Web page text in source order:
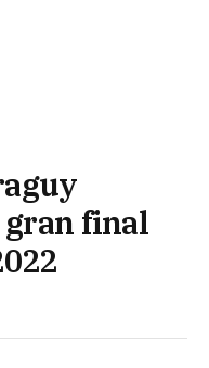
gran final